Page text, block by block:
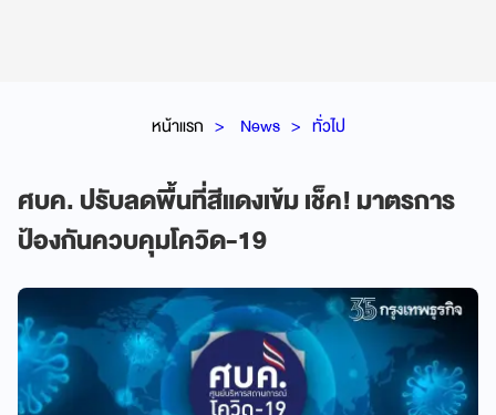
หน้าแรก News ทั่วไป
ศบค. ปรับลดพื้นที่สีแดงเข้ม เช็ค! มาตรการ
ป้องกันควบคุมโควิด-19